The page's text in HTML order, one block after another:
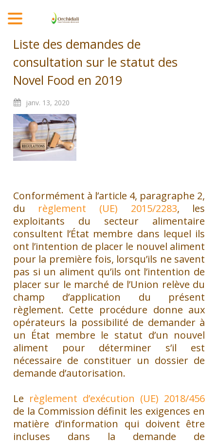
Liste des demandes de
consultation sur le statut des
Novel Food en 2019
janv. 13, 2020
Conformément à l’article 4, paragraphe 2,
du règlement (UE) 2015/2283, les
exploitants du secteur alimentaire
consultent l’État membre dans lequel ils
ont l’intention de placer le nouvel aliment
pour la première fois, lorsqu’ils ne savent
pas si un aliment qu’ils ont l’intention de
placer sur le marché de l’Union relève du
champ d’application du présent
règlement. Cette procédure donne aux
opérateurs la possibilité de demander à
un État membre le statut d’un nouvel
aliment pour déterminer s’il est
nécessaire de constituer un dossier de
demande d’autorisation.
Le règlement d’exécution (UE) 2018/456
de la Commission définit les exigences en
matière d’information qui doivent être
incluses dans la demande de